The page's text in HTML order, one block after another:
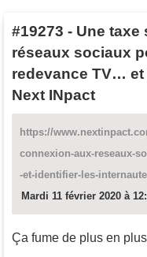
#19273 - Une taxe
réseaux sociaux
redevance TV…
Next INpact
https://
connexion-aux-reseaux-
-et-identifier-les-
Mardi 11 février 2020 à
Ça fume de plus en